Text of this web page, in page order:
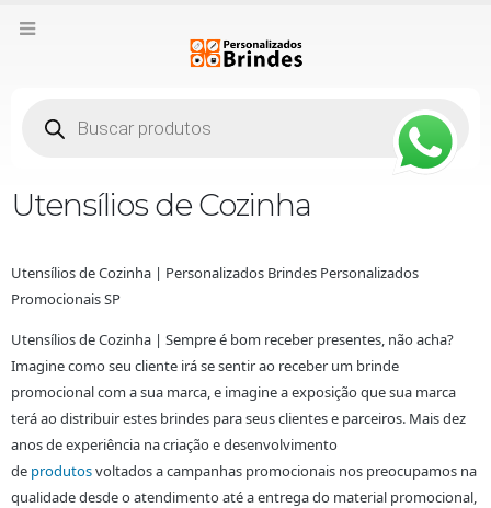
produtos
Utensílios de Cozinha
Utensílios de Cozinha | Personalizados Brindes Personalizados
Promocionais SP
Utensílios de Cozinha | Sempre é bom receber presentes, não acha?
Imagine como seu cliente irá se sentir ao receber um brinde
promocional com a sua marca, e imagine a exposição que sua marca
terá ao distribuir estes brindes para seus clientes e parceiros. Mais dez
anos de experiência na criação e desenvolvimento
de produtosvoltados a campanhas promocionais nos preocupamos na
qualidade desde o atendimento até a entrega do material promocional,